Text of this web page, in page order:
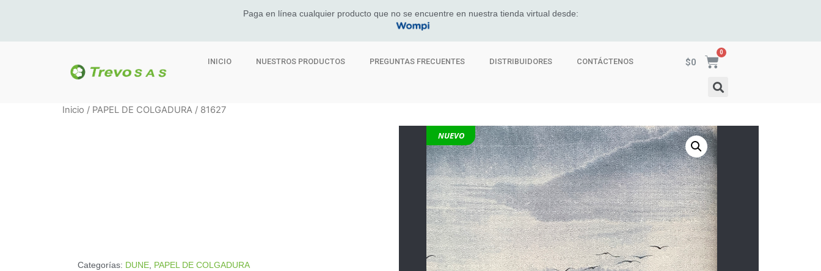
Paga en línea cualquier producto que no se encuentre en nuestra tienda virtual desde:
INICIO NUESTROS PRODUCTOS PREGUNTAS FRECUENTES DISTRIBUIDORES CONTÁCTENOS $0
Inicio / PAPEL DE COLGADURA / 81627
Categorías: DUNE PAPEL DE COLGADURA
NUEVO